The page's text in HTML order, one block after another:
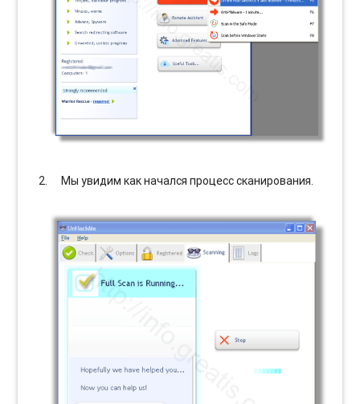
Мы увидим как начался процесс сканирования.